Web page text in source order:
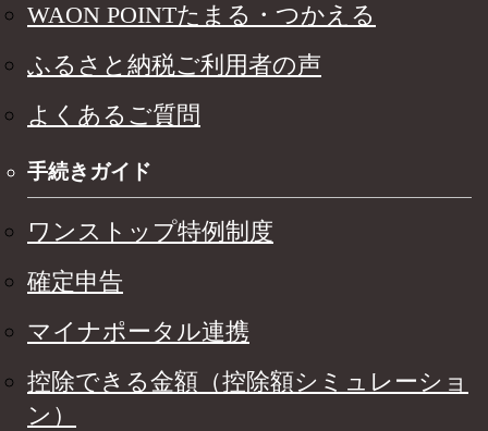
WAON POINTたまる・つかえる
ふるさと納税ご利用者の声
よくあるご質問
手続きガイド
ワンストップ特例制度
確定申告
マイナポータル連携
控除できる金額（控除額シミュレーショ
ン）